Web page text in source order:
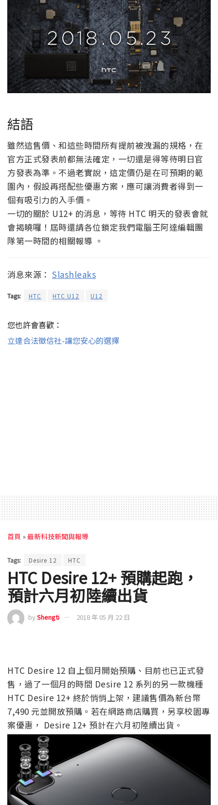
結語
雖然這售價、和這些時間所有提前被洩漏的規格，在
官方正式發表前都無法確定，一切還是得等待明日官
方發表為準。不過老實說，這定價仍是在可預期的範
圍內，假設再搭配些優惠方案，應可讓消費者得到一
個有吸引力的入手價。
一切的關於 U12+ 的消息，等待 HTC 明天的發表會就
會揭曉囉！屆時還請各位鎖定我們電腦王阿達編輯團
隊第一時間的相關報導 。
消息來源： Slashleaks
Tags: HTC HTC U12 U12
您也許會喜歡：
立達合法徵信社-讓您安心的選擇
首頁 »最新科技新聞與報導
Tags: Desire 12 HTC
HTC Desire 12+ 預購起跑，
預計六月初陸續出貨
byShengti 2018 年 05 月 22 日
HTC Desire 12 自上個月開始預購、目前也已正式發
售，過了一個月的時間 Desire 12 系列的另一款機種
HTC Desire 12+ 終於悄悄上架，建議售價為新台幣
7,490 元並開放預購。若在網路商店購買，另享校園專
案優惠， Desire 12+ 預計在六月初陸續出貨。